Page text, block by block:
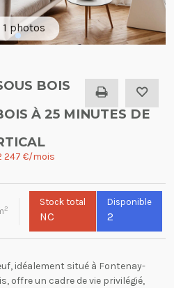
1 photos
BOIS
À 25 MINUTES DE
247 €/mois
2
Stock total
NC
Disponible
2
idéalement situé à Fontenay-
offre un cadre de vie privilégié,